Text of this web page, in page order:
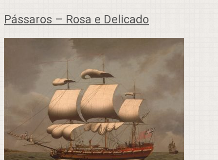
Pássaros – Rosa e Delicado